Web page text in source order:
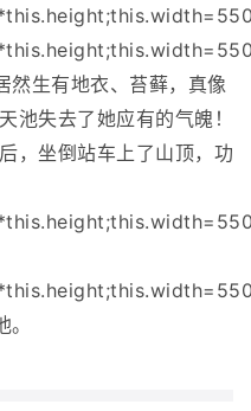
然生有地衣、苔藓，真像
池失去了她应有的气魄！
，坐倒站车上了山顶，功